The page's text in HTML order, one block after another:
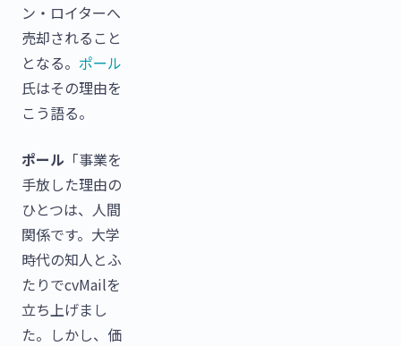
ン・ロイターへ
売却されること
となる。 ポール
氏はその理由を
こう語る。
ポール 「事業を
手放した理由の
ひとつは、人間
関係です。大学
時代の知人とふ
たりでcvMailを
立ち上げまし
た。しかし、価